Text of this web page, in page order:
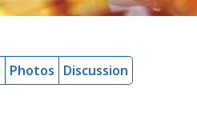
Photos Discussion